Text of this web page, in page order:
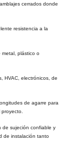
cerrados donde
resistencia a la
metal, plástico o
HVAC, electrónicos, de
de agarre para
de sujeción confiable y
de instalación tanto